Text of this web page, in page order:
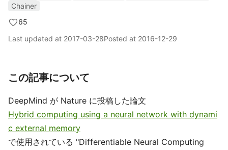
Chainer
65
Last updated at 2017-03-28Posted at 2016-12-29
この記事について
DeepMind が Nature に投稿した論文
Hybrid computing using a neural network with dynami
c external memory
で使用されている "Differentiable Neural Computing